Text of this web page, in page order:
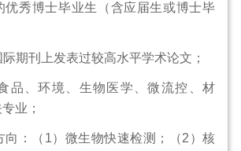
优秀博士毕业生（含应届生或博士毕
期刊上发表过较高水平学术论文；
品、环境、生物医学、微流控、材
业；
向：（1）微生物快速检测；（2）核